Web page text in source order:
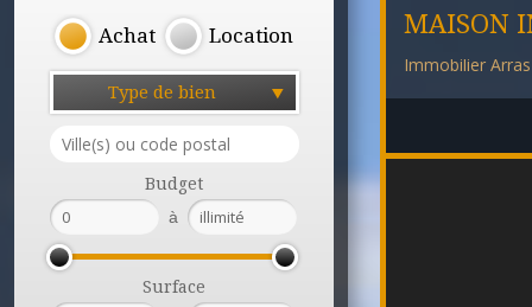
Achat Location
Type de bien
Budget
à
Surface
MAISON
Immobilier Arras